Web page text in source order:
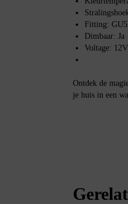
Fitting:
Dimbaar: Ja
Voltage: 12V
Ontdek de
je huis in een